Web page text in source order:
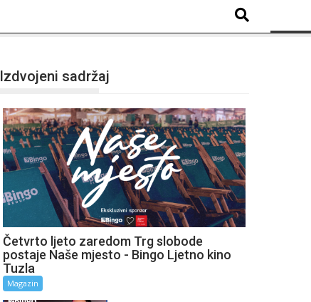
Izdvojeni sadržaj
Četvrto ljeto zaredom Trg slobode
postaje Naše mjesto - Bingo Ljetno kino
Tuzla
Magazin